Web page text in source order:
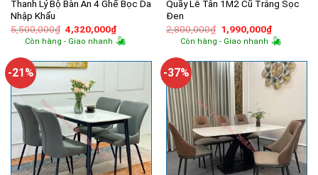
Thanh Lý Bộ Bàn Ăn 4 Ghế Bọc Da
Nhập Khẩu
5,500,000₫ Giá
gốc
là:
4,320,000₫Giá
hiện
tại
4,320,000₫.
Còn hàng - Giao nhanh
Quầy Lễ Tân 1M2 Cũ Trắng Sọc
Đen
2,800,000₫ Giá
gốc
là:
1,990,000₫Giá
hiện
tại
Còn hàng - Giao nhanh
-21% -37%